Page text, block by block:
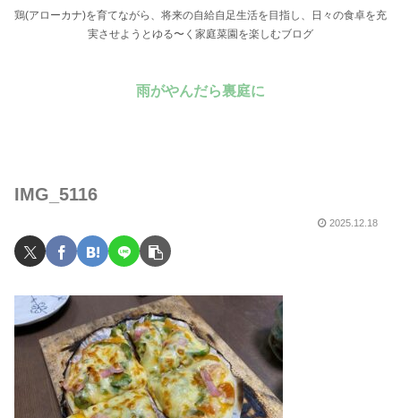
鶏(アローカナ)を育てながら、将来の自給自足生活を目指し、日々の食卓を充
実させようとゆる〜く家庭菜園を楽しむブログ
雨がやんだら裏庭に
IMG_5116
2025.12.18